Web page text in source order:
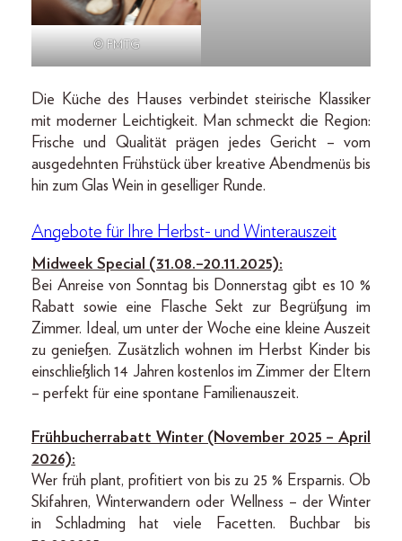
© FMTG
Die Küche des Hauses verbindet steirische Klassiker
mit moderner Leichtigkeit. Man schmeckt die Region:
Frische und Qualität prägen jedes Gericht – vom
ausgedehnten Frühstück über kreative Abendmenüs bis
hin zum Glas Wein in geselliger Runde.
Angebote für Ihre Herbst- und Winterauszeit
Midweek Special (31.08.–20.11.2025):
Bei Anreise von Sonntag bis Donnerstag gibt es 10 %
Rabatt sowie eine Flasche Sekt zur Begrüßung im
Zimmer. Ideal, um unter der Woche eine kleine Auszeit
zu genießen. Zusätzlich wohnen im Herbst Kinder bis
einschließlich 14 Jahren kostenlos im Zimmer der Eltern
– perfekt für eine spontane Familienauszeit.
Frühbucherrabatt Winter (November 2025 – April
2026):
Wer früh plant, profitiert von bis zu 25 % Ersparnis. Ob
Skifahren, Winterwandern oder Wellness – der Winter
in Schladming hat viele Facetten. Buchbar bis